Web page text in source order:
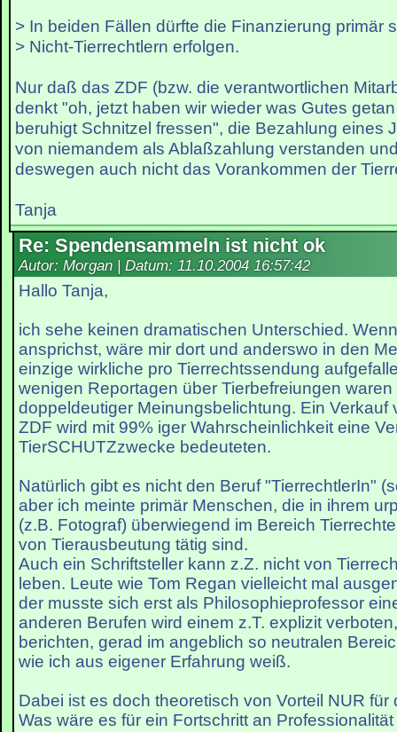
> In beiden Fällen dürfte die Finanzierung primär
> Nicht-Tierrechtlern erfolgen.
Nur daß das ZDF (bzw. die verantwortlichen
denkt "oh, jetzt haben wir wieder was Gutes
beruhigt Schnitzel fressen", die Bezahlung eines
von niemandem als Ablaßzahlung verstanden
deswegen auch nicht das Vorankommen der
Tanja
Re: Spendensammeln ist nicht ok
Autor: Morgan | Datum: 11.10.2004 16:57:42
Hallo Tanja,
ich sehe keinen dramatischen Unterschied.
ansprichst, wäre mir dort und anderswo in den
einzige wirkliche pro Tierrechtssendung
wenigen Reportagen über Tierbefreiungen waren
doppeldeutiger Meinungsbelichtung. Ein Verkauf
ZDF wird mit 99% iger Wahrscheinlichkeit eine
TierSCHUTZzwecke bedeuteten.
Natürlich gibt es nicht den Beruf "TierrechtlerIn"
aber ich meinte primär Menschen, die in ihrem
(z.B. Fotograf) überwiegend im Bereich
von Tierausbeutung tätig sind.
Auch ein Schriftsteller kann z.Z. nicht von
leben. Leute wie Tom Regan vielleicht mal
der musste sich erst als Philosophieprofessor
anderen Berufen wird einem z.T. explizit
berichten, gerad im angeblich so neutralen
wie ich aus eigener Erfahrung weiß.
Dabei ist es doch theoretisch von Vorteil NUR für
Was wäre es für ein Fortschritt an